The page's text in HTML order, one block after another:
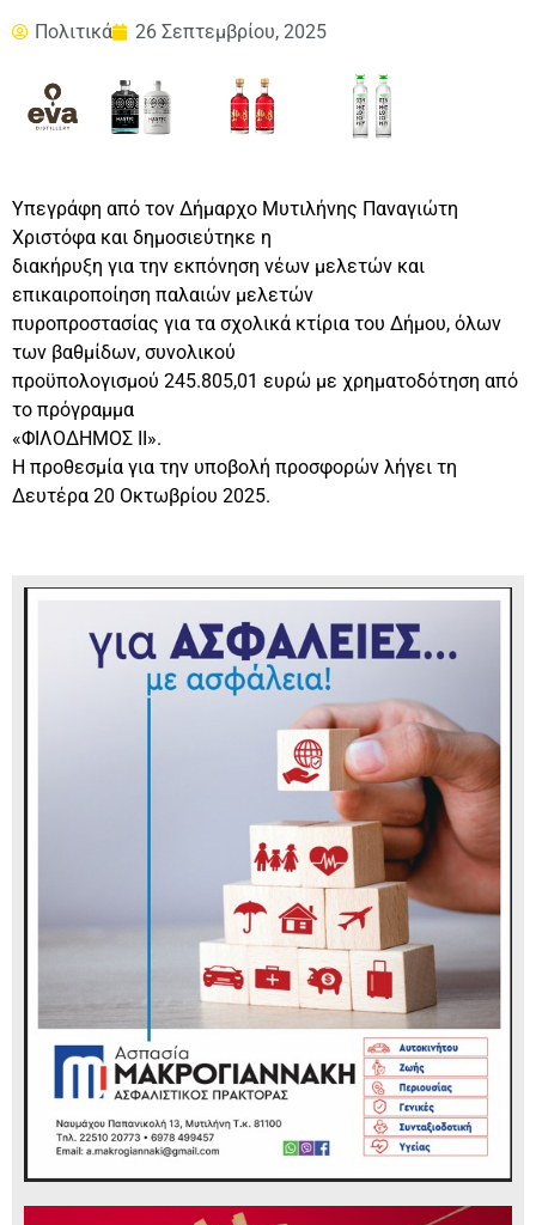
Πολιτικά 26 Σεπτεμβρίου, 2025
Υπεγράφη από τον Δήμαρχο Μυτιλήνης Παναγιώτη
Χριστόφα και δημοσιεύτηκε η
διακήρυξη για την εκπόνηση νέων μελετών και
επικαιροποίηση παλαιών μελετών
πυροπροστασίας για τα σχολικά κτίρια του Δήμου, όλων
των βαθμίδων, συνολικού
προϋπολογισμού 245.805,01 ευρώ με χρηματοδότηση από
το πρόγραμμα
«ΦΙΛΟΔΗΜΟΣ ΙΙ».
Η προθεσμία για την υποβολή προσφορών λήγει τη
Δευτέρα 20 Οκτωβρίου 2025.